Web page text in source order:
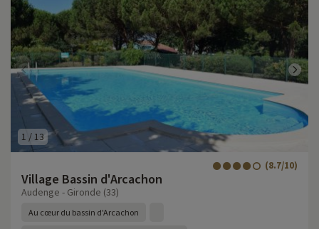
1 / 13
Village Bassin d'Arcachon
(8.7/10)
Audenge - Gironde (33)
Au cœur du bassin d'Arcachon